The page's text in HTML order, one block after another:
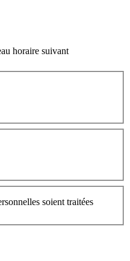
horaire suivant
soient traitées